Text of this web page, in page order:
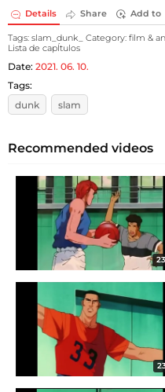
Details Share Add to
Tags: slam_dunk_ Category: film &
Lista de capÍtulos
Date: 2021. 06. 10.
Tags:
dunk
slam
Recommended videos